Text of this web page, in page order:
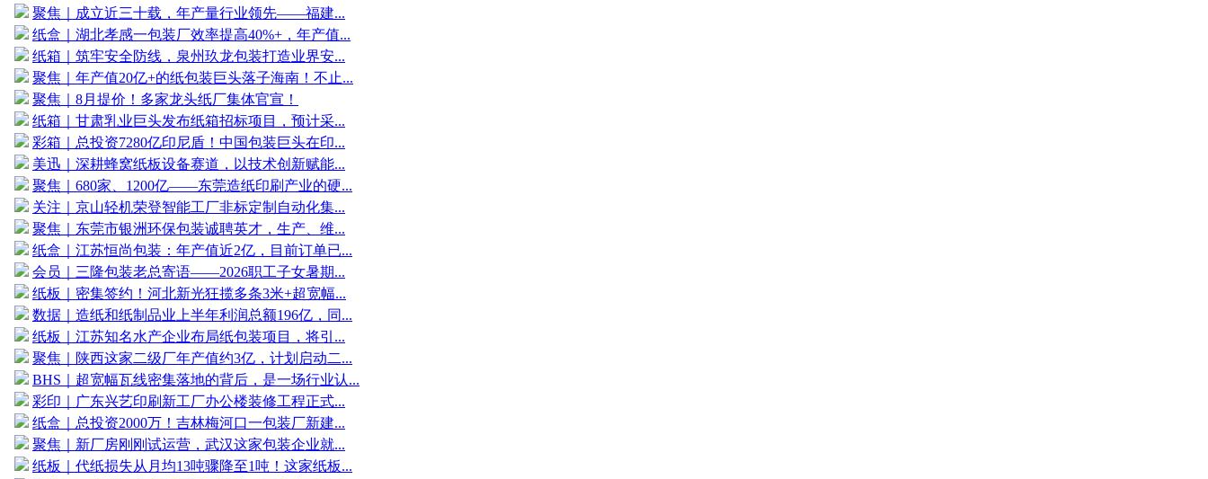
聚焦｜成立近三十载，年产量行业领先——福建...
纸盒｜湖北孝感一包装厂效率提高40%+，年产值...
纸箱｜筑牢安全防线，泉州玖龙包装打造业界安...
聚焦｜年产值20亿+的纸包装巨头落子海南！不止...
聚焦｜8月提价！多家龙头纸厂集体官宣！
纸箱｜甘肃乳业巨头发布纸箱招标项目，预计采...
彩箱｜总投资7280亿印尼盾！中国包装巨头在印...
美迅｜深耕蜂窝纸板设备赛道，以技术创新赋能...
聚焦｜680家、1200亿——东莞造纸印刷产业的硬...
关注｜京山轻机荣登智能工厂非标定制自动化集...
聚焦｜东莞市银洲环保包装诚聘英才，生产、维...
纸盒｜江苏恒尚包装：年产值近2亿，目前订单已...
会员｜三隆包装老总寄语——2026职工子女暑期...
纸板｜密集签约！河北新光狂揽多条3米+超宽幅...
数据｜造纸和纸制品业上半年利润总额196亿，同...
纸板｜江苏知名水产企业布局纸包装项目，将引...
聚焦｜陕西这家二级厂年产值约3亿，计划启动二...
BHS｜超宽幅瓦线密集落地的背后，是一场行业认...
彩印｜广东兴艺印刷新工厂办公楼装修工程正式...
纸盒｜总投资2000万！吉林梅河口一包装厂新建...
聚焦｜新厂房刚刚试运营，武汉这家包装企业就...
纸板｜代纸损失从月均13吨骤降至1吨！这家纸板...